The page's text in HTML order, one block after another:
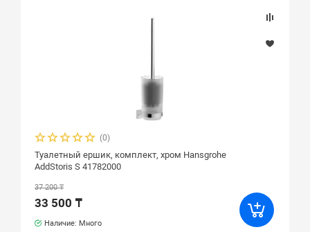
(0)
Туалетный ершик, комплект, хром Hansgrohe
AddStoris S 41782000
37 200 ₸
33 500 ₸
Наличие: Много